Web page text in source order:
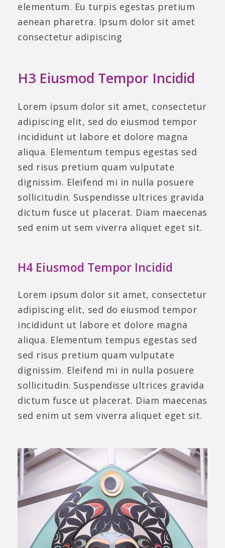
elementum. Eu turpis egestas pretium
aenean pharetra. Ipsum dolor sit amet
consectetur adipiscing
H3 Eiusmod Tempor Incidid
Lorem ipsum dolor sit amet, consectetur
adipiscing elit, sed do eiusmod tempor
incididunt ut labore et dolore magna
aliqua. Elementum tempus egestas sed
sed risus pretium quam vulputate
dignissim. Eleifend mi in nulla posuere
sollicitudin. Suspendisse ultrices gravida
dictum fusce ut placerat. Diam maecenas
sed enim ut sem viverra aliquet eget sit.
H4 Eiusmod Tempor Incidid
Lorem ipsum dolor sit amet, consectetur
adipiscing elit, sed do eiusmod tempor
incididunt ut labore et dolore magna
aliqua. Elementum tempus egestas sed
sed risus pretium quam vulputate
dignissim. Eleifend mi in nulla posuere
sollicitudin. Suspendisse ultrices gravida
dictum fusce ut placerat. Diam maecenas
sed enim ut sem viverra aliquet eget sit.